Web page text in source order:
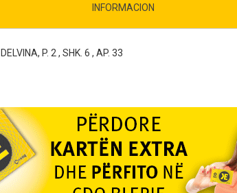
INFORMACION
P. 2 , SHK. 6 , AP. 33